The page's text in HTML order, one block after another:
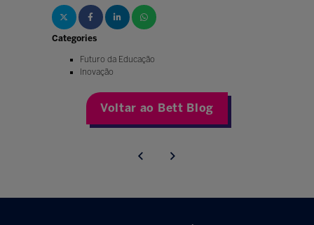
Categories
Futuro da Educação
Inovação
Voltar ao Bett Blog